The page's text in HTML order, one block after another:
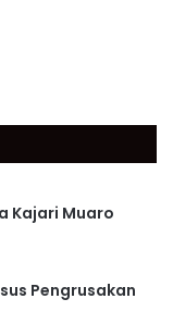
Kajari Muaro
Pengrusakan